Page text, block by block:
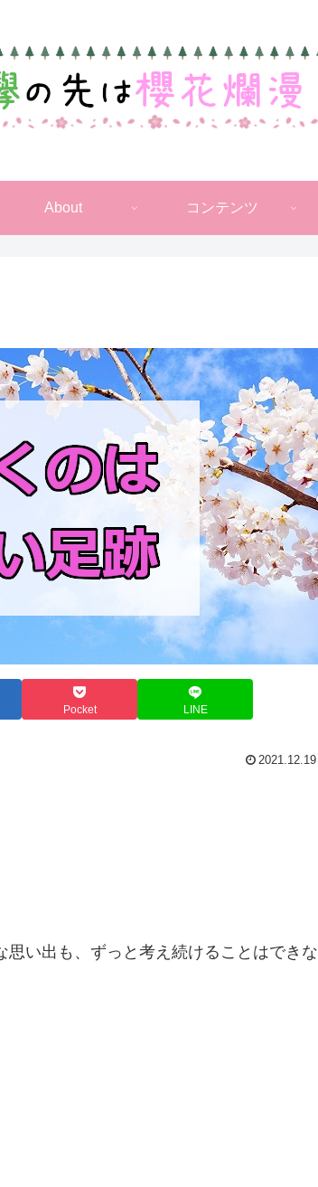
About コンテンツ
Pocket LINE
2021.12.19
い出も、ずっと考え続けることはできな